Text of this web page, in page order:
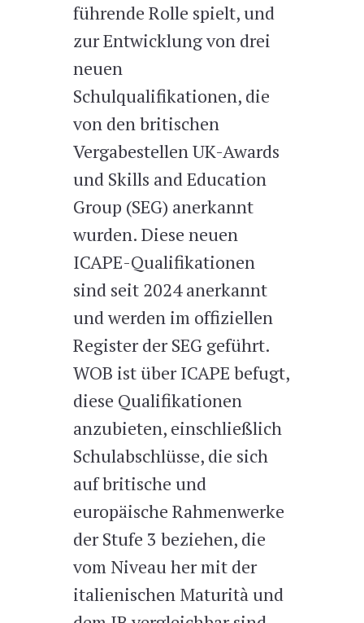
führende Rolle spielt, und
zur Entwicklung von drei
neuen
Schulqualifikationen, die
von den britischen
Vergabestellen UK-Awards
und Skills and Education
Group (SEG) anerkannt
wurden. Diese neuen
ICAPE-Qualifikationen
sind seit 2024 anerkannt
und werden im offiziellen
Register der SEG geführt.
WOB ist über ICAPE befugt,
diese Qualifikationen
anzubieten, einschließlich
Schulabschlüsse, die sich
auf britische und
europäische Rahmenwerke
der Stufe 3 beziehen, die
vom Niveau her mit der
italienischen Maturità und